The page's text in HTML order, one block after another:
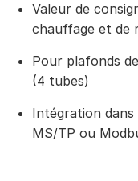
Valeur de
chauffage et de
Pour plafonds
(4 tubes)
Intégration dans
MS/TP ou